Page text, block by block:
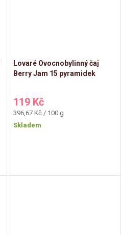
Lovaré Ovocnobylinný čaj
Berry Jam 15 pyramidek
119 Kč
Měrná
cena:
396,67 Kč / 100 g
Skladem